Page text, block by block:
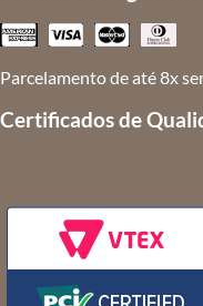
Parcelamento de até 8x
Certificados de